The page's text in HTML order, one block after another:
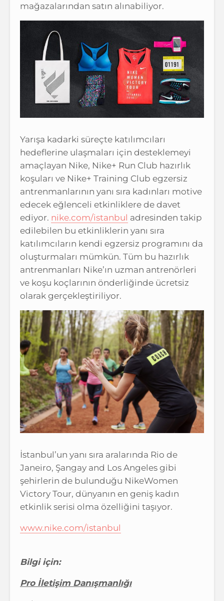
mağazalarından satın alınabiliyor.
Yarışa kadarki süreçte katılımcıları
hedeflerine ulaşmaları için desteklemeyi
amaçlayan Nike, Nike+ Run Club hazırlık
koşuları ve Nike+ Training Club egzersiz
antrenmanlarının yanı sıra kadınları motive
edecek eğlenceli etkinliklere de davet
ediyor. nike.com/istanbul adresinden takip
edilebilen bu etkinliklerin yanı sıra
katılımcıların kendi egzersiz programını da
oluşturmaları mümkün. Tüm bu hazırlık
antrenmanları Nike’ın uzman antrenörleri
ve koşu koçlarının önderliğinde ücretsiz
olarak gerçekleştiriliyor.
İstanbul’un yanı sıra aralarında Rio de
Janeiro, Şangay and Los Angeles gibi
şehirlerin de bulunduğu NikeWomen
Victory Tour, dünyanın en geniş kadın
etkinlik serisi olma özelliğini taşıyor.
www.nike.com/istanbul
Bilgi için:
Pro İletişim Danışmanlığı